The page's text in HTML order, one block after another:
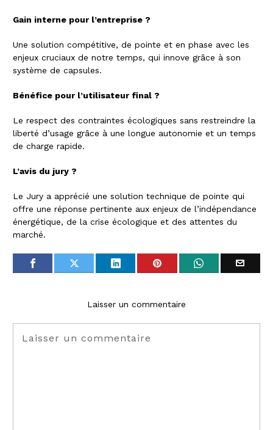
Gain interne pour l’entreprise ?
Une solution compétitive, de pointe et en phase avec les
enjeux cruciaux de notre temps, qui innove grâce à son
système de capsules.
Bénéfice pour l’utilisateur final ?
Le respect des contraintes écologiques sans restreindre la
liberté d’usage grâce à une longue autonomie et un temps
de charge rapide.
L’avis du jury ?
Le Jury a apprécié une solution technique de pointe qui
offre une réponse pertinente aux enjeux de l’indépendance
énergétique, de la crise écologique et des attentes du
marché.
Laisser un commentaire